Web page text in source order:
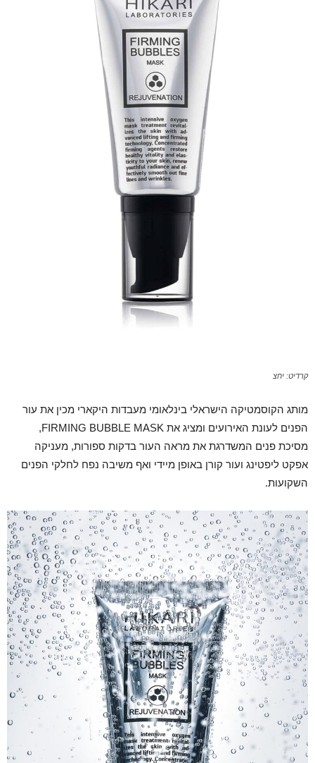
קרדיט: יחצ
מותג הקוסמטיקה הישראלי בינלאומי מעבדות היקארי מכין את עור
הפנים לעונת האירועים ומציג את FIRMING BUBBLE MASK,
מסיכת פנים המשדרגת את מראה העור בדקות ספורות, מעניקה
אפקט ליפטינג ועור קורן באופן מיידי ואף משיבה נפח לחלקי הפנים
השקועות.